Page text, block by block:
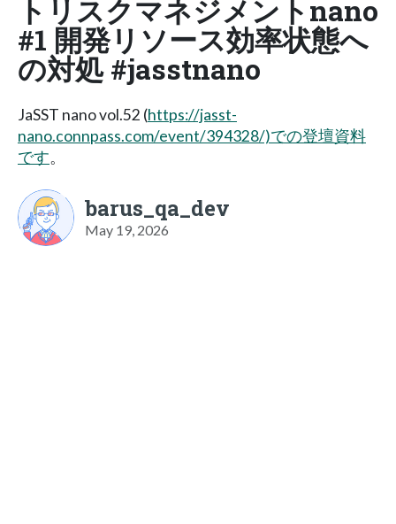
トリスクマネジメントnano
#1 開発リソース効率状態へ
の対処 #jasstnano
JaSST nano vol.52 (https://jasst-
nano.connpass.com/event/394328/)での登壇資料
です。
barus_qa_dev
May 19, 2026